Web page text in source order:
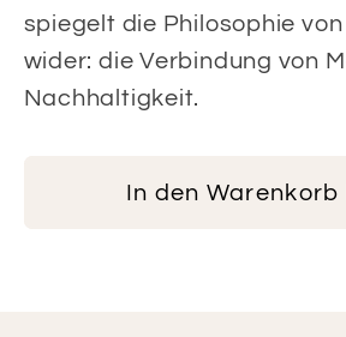
spiegelt die Philosophie
wider: die Verbindung von
Nachhaltigkeit.
In den Warenkorb